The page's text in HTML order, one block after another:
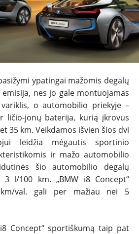
ypatingai mažomis degalų
nes jo gale montuojamas
o automobilio priekyje –
ličio-jonų baterija, kurią įkrovus
35 km. Veikdamos išvien šios dvi
leidžia mėgautis sportinio
ir mažo automobilio
šio automobilio degalų
3 l/100 km. „BMW i8 Concept“
val. gali per mažiau nei 5
Concept“ sportiškumą taip pat